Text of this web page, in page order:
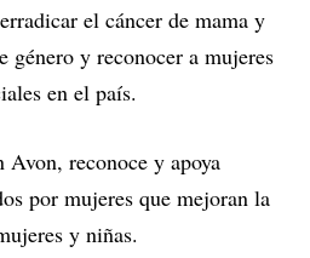
el cáncer de mama y
y reconocer a mujeres
en el país.
reconoce y apoya
por mujeres que mejoran la
y niñas.